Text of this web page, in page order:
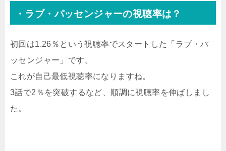
・ラブ・パッセンジャーの視聴率は？
初回は1.26％という視聴率でスタートした「ラブ・パ
ッセンジャー」です。
これが自己最低視聴率になりますね。
3話で2％を突破するなど、順調に視聴率を伸ばしまし
た。